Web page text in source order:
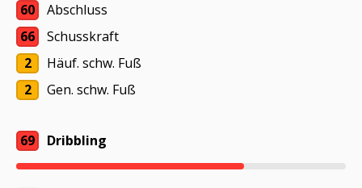
60
Abschluss
66
Schusskraft
2
Häuf. schw. Fuß
2
Gen. schw. Fuß
69 Dribbling